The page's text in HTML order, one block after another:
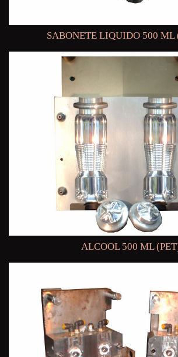
SABONETE LIQUIDO 500 ML
ALCOOL 500 ML